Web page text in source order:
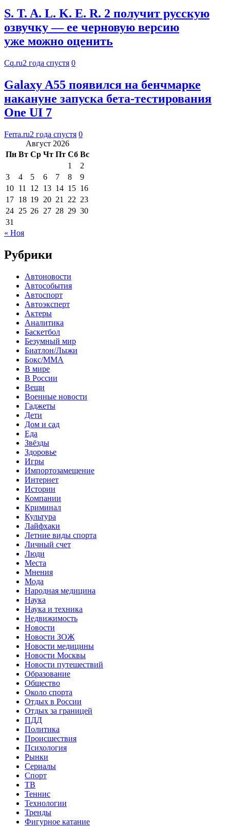
S. T. A. L. K. E. R. 2 получит русскую
озвучку — ее черновую версию
уже можно оценить
Cq.ru2 года спустя 0
Galaxy A55 появился на бенчмарке
накануне запуска бета-тестирования
One UI 7
Ferra.ru2 года спустя 0
Август 2026
Пн Вт Ср Чт Пт Сб Вс
1
2
3
4 5 6 7 8
9
10 11 12 13 14 15 16
17 18 19 20 21 22 23
24 25 26 27 28 29 30
31
« Ноя
Рубрики
Автоновости
Автособытия
Автоспорт
Автоэксперт
Актеры
Аналитика
Баскетбол
Безумный мир
Биатлон/Лыжи
Бокс/MMA
В мире
В России
Вещи
Военные новости
Гаджеты
Дети
Дом и сад
Еда
Звёзды
Здоровье
Игры
Импортозамещение
Интернет
Истории
Компании
Криминал
Культура
Лайфхаки
Летние виды спорта
Личный счет
Люди
Места
Мнения
Мода
Народная медицина
Наука
Наука и техника
Недвижимость
Новости
Новости ЗОЖ
Новости медицины
Новости Москвы
Новости путешествий
Образование
Общество
Около спорта
Отдых в России
Отдых за границей
ПДД
Политика
Происшествия
Психология
Рынки
Сериалы
Спорт
ТВ
Теннис
Технологии
Тренды
Фигурное катание